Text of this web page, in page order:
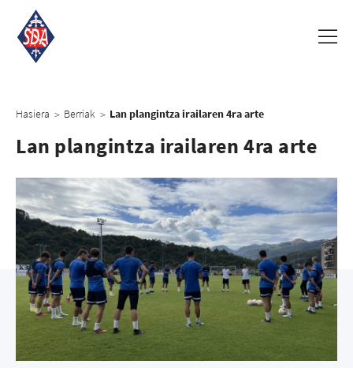
Hasiera > Berriak > Lan plangintza irailaren 4ra arte
Lan plangintza irailaren 4ra arte